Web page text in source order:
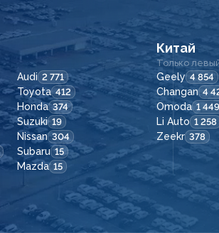
Audi 2 771
Toyota 412
Honda 374
Suzuki 19
Nissan 304
Subaru 15
Mazda 15
Китай
Только
Geely 4 854
Changan 4
Omoda 1 449
Li Auto 1 258
Zeekr 378